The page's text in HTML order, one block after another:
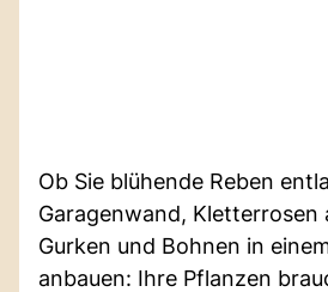
Ob Sie blühende Reben
Garagenwand, Kletterrosen
Gurken und Bohnen in
anbauen: Ihre Pflanzen